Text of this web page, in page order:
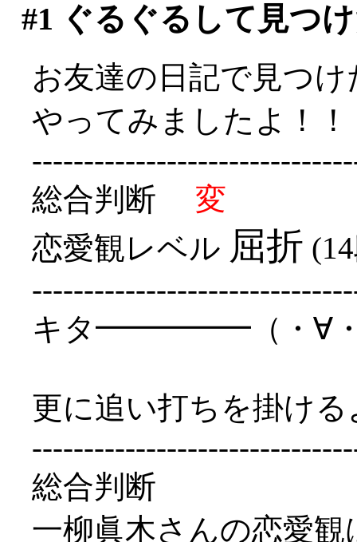
#1 ぐるぐるして見つ
お友達の日記で見つ
やってみましたよ！！
総合判断 変
恋愛観レベル 屈折
キタ━━━━━（・∀
更に追い打ちを掛ける
総合判断
一柳眞木さんの恋愛